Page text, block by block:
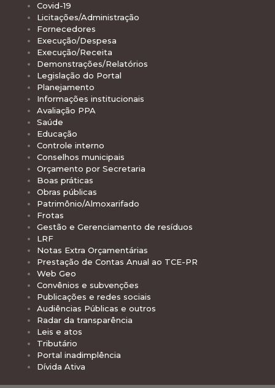
Covid-19
Licitações/Administração
Fornecedores
Execução/Despesa
Execução/Receita
Demonstrações/Relatórios
Legislação do Portal
Planejamento
Informações institucionais
Avaliação PPA
Saúde
Educação
Controle interno
Conselhos municipais
Orçamento por Secretaria
Boas práticas
Obras públicas
Patrimônio/Almoxarifado
Frotas
Gestão e Gerenciamento de resíduos
LRF
Notas Extra Orçamentárias
Prestação de Contas Anual ao TCE-PR
Web Geo
Convênios e subvenções
Publicações e redes sociais
Audiências Públicas e outros
Radar da transparência
Leis e atos
Tributário
Portal inadimplência
Dívida Ativa